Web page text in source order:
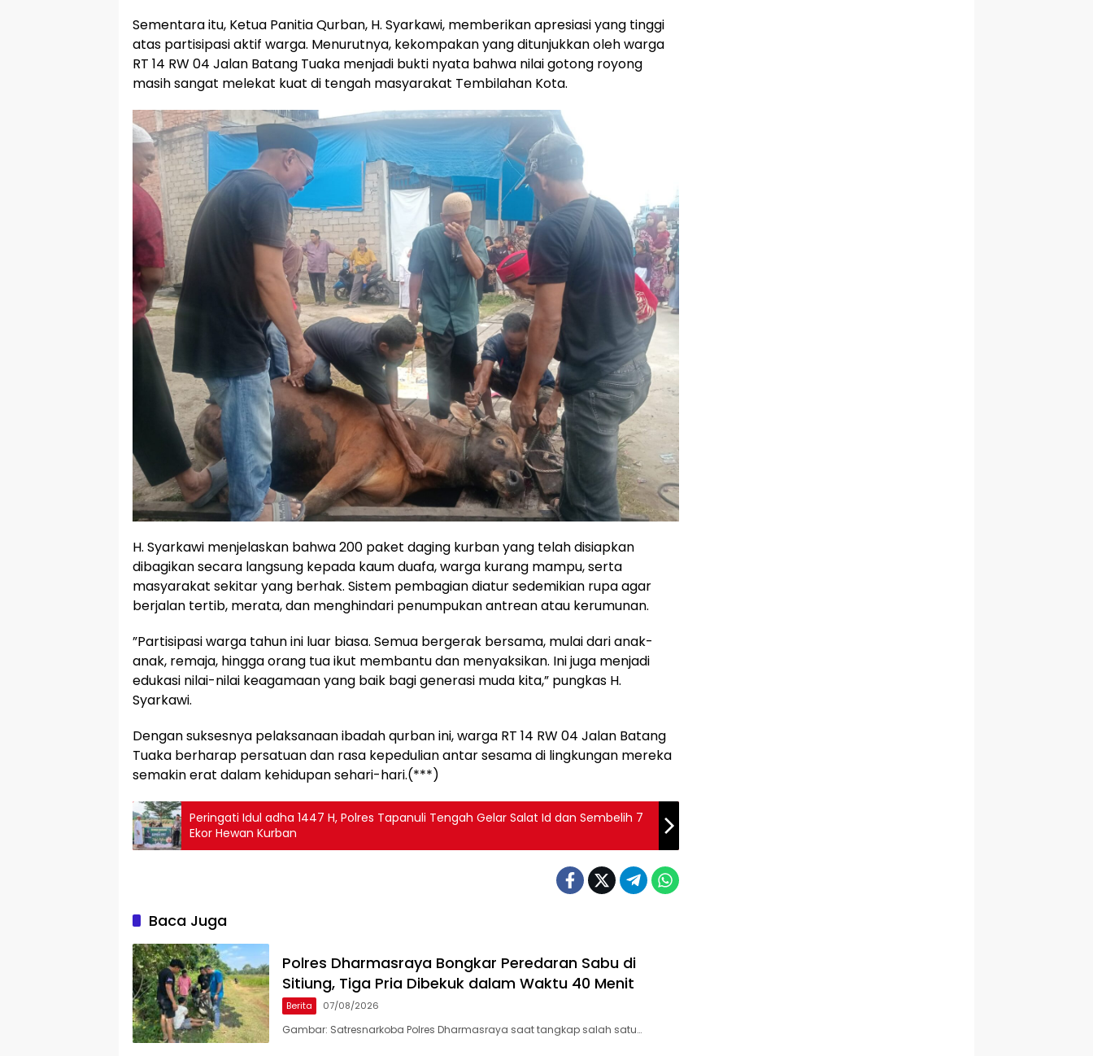
​Sementara itu, Ketua Panitia Qurban, H. Syarkawi, memberikan apresiasi yang tinggi
atas partisipasi aktif warga. Menurutnya, kekompakan yang ditunjukkan oleh warga
RT 14 RW 04 Jalan Batang Tuaka menjadi bukti nyata bahwa nilai gotong royong
masih sangat melekat kuat di tengah masyarakat Tembilahan Kota.
​H. Syarkawi menjelaskan bahwa 200 paket daging kurban yang telah disiapkan
dibagikan secara langsung kepada kaum duafa, warga kurang mampu, serta
masyarakat sekitar yang berhak. Sistem pembagian diatur sedemikian rupa agar
berjalan tertib, merata, dan menghindari penumpukan antrean atau kerumunan.
​”Partisipasi warga tahun ini luar biasa. Semua bergerak bersama, mulai dari anak-
anak, remaja, hingga orang tua ikut membantu dan menyaksikan. Ini juga menjadi
edukasi nilai-nilai keagamaan yang baik bagi generasi muda kita,” pungkas H.
Syarkawi.
​Dengan suksesnya pelaksanaan ibadah qurban ini, warga RT 14 RW 04 Jalan Batang
Tuaka berharap persatuan dan rasa kepedulian antar sesama di lingkungan mereka
semakin erat dalam kehidupan sehari-hari.(***)
Peringati Idul adha 1447 H, Polres Tapanuli Tengah Gelar Salat Id dan Sembelih 7
Ekor Hewan Kurban
Baca Juga
Polres Dharmasraya Bongkar Peredaran Sabu di
Sitiung, Tiga Pria Dibekuk dalam Waktu 40 Menit
Berita 07/08/2026
Gambar: Satresnarkoba Polres Dharmasraya saat tangkap salah satu…